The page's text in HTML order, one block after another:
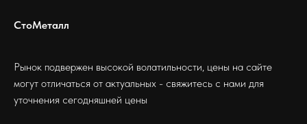
СтоМеталл
Рынок подвержен высокой волатильности, цены на сайте
могут отличаться от актуальных - свяжитесь с нами для
уточнения сегодняшней цены